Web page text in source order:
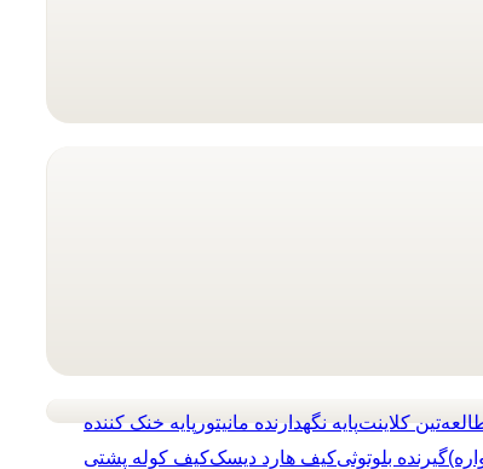
پایه خنک کنندهپایه نگهدارنده مانیتورتین کلاینت
کیف کوله پشتیکیف هارد دیسکگیرنده بلوتوثی